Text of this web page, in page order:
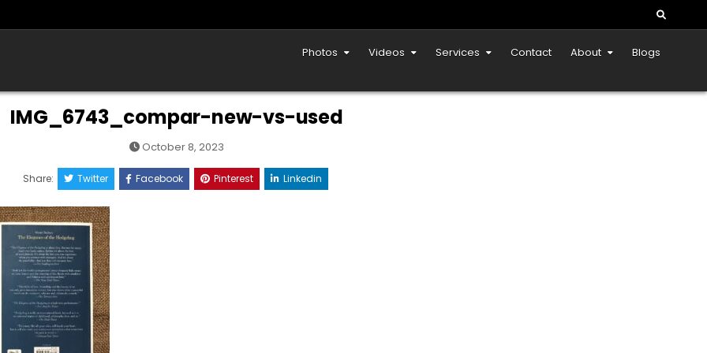
Photos Videos Services Contact About Blogs
IMG_6743_compar-new-vs-used
October 8, 2023
Share: Twitter Facebook Pinterest Linkedin